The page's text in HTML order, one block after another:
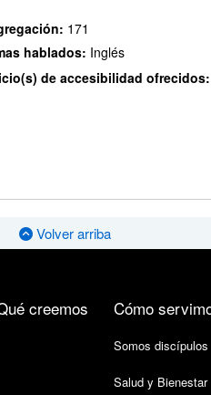
171
hablados: Inglés
de accesibilidad ofrecidos:
Volver arriba
creemos Cómo
Somos discípulos
Salud y Bienestar